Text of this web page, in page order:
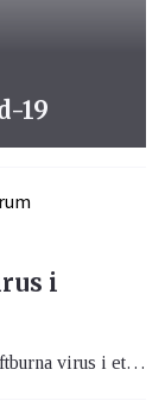
i
En ny apparat som analyserar mängden av luftburna virus i ett rum har tagits fram av ett amerikanskt företag.
19